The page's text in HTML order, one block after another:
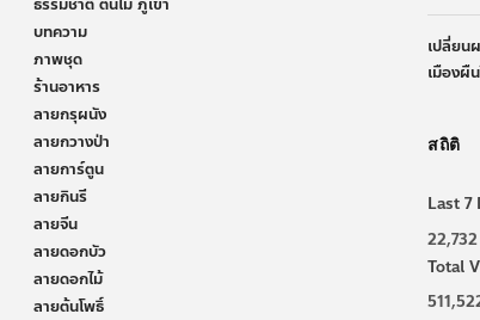
ธรรมชาติ ต้นไม้ ภูเขา
บทความ
ภาพชุด
ร้านอาหาร
ลายกรุผนัง
ลายกวางป่า
ลายการ์ตูน
ลายกินรี
ลายจีน
ลายดอกบัว
ลายดอกไม้
ลายต้นโพธิ์
เปลี่ยน
เมืองผื
สถิติ
Last 7
22,732
Total